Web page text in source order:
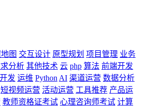
图 交互设计 原型规划 项目管理 业务
分析 其他技术 云 php 算法 前端开发
发 运维 Python AI 渠道运营 数据分析
短视频运营 活动运营 工具推荐 产品运
教师资格证考试 心理咨询师考试 计算